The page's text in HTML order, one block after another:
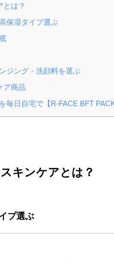
とは？
保湿タイプ選ぶ
ジング・洗顔料を選ぶ
ア商品
毎日自宅で【R-FACE BFT PACK
キンケアとは？
プ選ぶ